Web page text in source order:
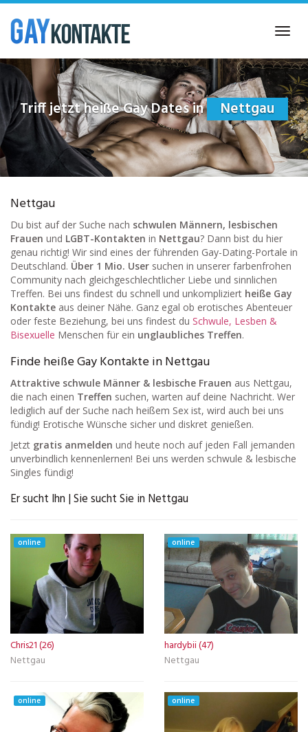
Skip
main
content
Triff jetzt heiße Gay Dates in Nettgau
Nettgau
Du bist auf der Suche nach schwulen Männern, lesbischen
Frauen und LGBT-Kontakten in Nettgau? Dann bist du hier
genau richtig! Wir sind eines der führenden Gay-Dating-Portale in
Deutschland. Über 1 Mio. User suchen in unserer farbenfrohen
Community nach gleichgeschlechtlicher Liebe und sinnlichen
Treffen. Bei uns findest du schnell und unkompliziert heiße Gay
Kontakte aus deiner Nähe. Ganz egal ob erotisches Abenteuer
oder feste Beziehung, bei uns findest du Schwule, Lesben &
Bisexuelle Menschen für ein unglaubliches Treffen.
Finde heiße Gay Kontakte in Nettgau
Attraktive schwule Männer & lesbische Frauen aus Nettgau,
die nach einen Treffen suchen, warten auf deine Nachricht. Wer
lediglich auf der Suche nach heißem Sex ist, wird auch bei uns
fündig! Erotische Wünsche sicher und diskret genießen.
Jetzt gratis anmelden und heute noch auf jeden Fall jemanden
unverbindlich kennenlernen! Bei uns werden schwule & lesbische
Singles fündig!
Er sucht Ihn | Sie sucht Sie in Nettgau
online
Chris21 (26)
Nettgau
online
hardybii (47)
Nettgau
online online